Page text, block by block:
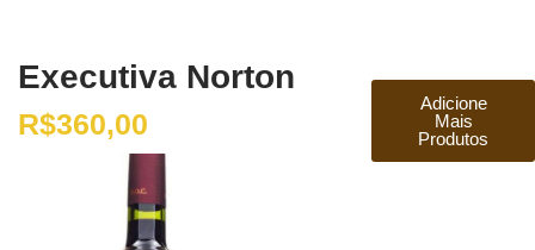
Executiva Norton
R$360,00
Adicione
Mais
Produtos